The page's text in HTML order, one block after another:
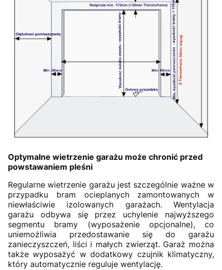
Optymalne wietrzenie garażu może chronić przed
powstawaniem pleśni
Regularne wietrzenie garażu jest szczególnie ważne w
przypadku bram ocieplanych zamontowanych w
niewłaściwie izolowanych garażach. Wentylacja
garażu odbywa się przez uchylenie najwyższego
segmentu bramy (wyposażenie opcjonalne), co
uniemożliwia przedostawanie się do garażu
zanieczyszczeń, liści i małych zwierząt. Garaż można
także wyposażyć w dodatkowy czujnik klimatyczny,
który automatycznie reguluje wentylację.